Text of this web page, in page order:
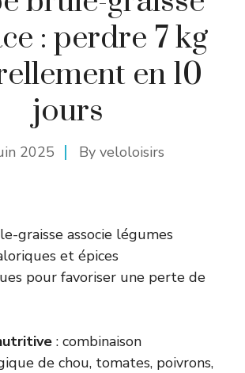
: perdre 7 kg
en 10
jours
2025 By veloloisirs
graisse associe légumes
et épices
pour favoriser une perte de
: combinaison
de chou, tomates, poivrons,